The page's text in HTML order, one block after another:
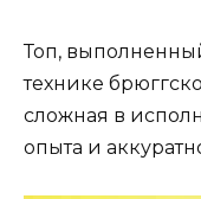
Топ,
технике
сложная в
опыта и